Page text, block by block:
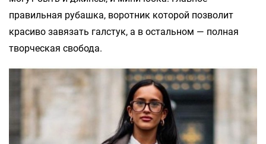
правильная рубашка, воротник которой позволит
красиво завязать галстук, а в остальном — полная
творческая свобода.